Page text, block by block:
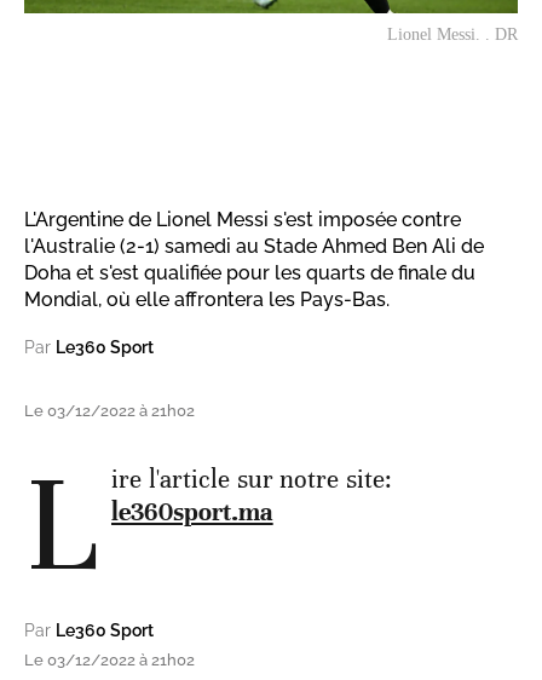
Lionel Messi. . DR
L'Argentine de Lionel Messi s'est imposée contre
l'Australie (2-1) samedi au Stade Ahmed Ben Ali de
Doha et s'est qualifiée pour les quarts de finale du
Mondial, où elle affrontera les Pays-Bas.
Par Le360 Sport
Le 03/12/2022 à 21h02
L ire l'article sur notre site:
le360sport.ma
Par Le360 Sport
Le 03/12/2022 à 21h02